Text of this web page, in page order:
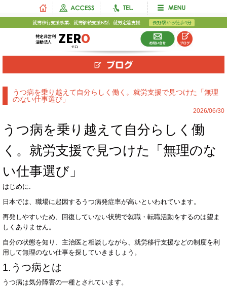
就労移行支援事業、就労継続支援B型、就労定着支援 長野駅から徒歩4分
特定非営利
活動法人
ZERO
ゼロ
うつ病を乗り越えて自分らしく働く。就労支援で見つけた「無理
のない仕事選び」
2026/06/30
うつ病を乗り越えて自分らしく働
く。就労支援で見つけた「無理のな
い仕事選び」
はじめに.
日本では、職場に起因するうつ病発症率が高いといわれています。
再発しやすいため、回復していない状態で就職・転職活動をするのは望ま
しくありません。
自分の状態を知り、主治医と相談しながら、 就労移行支援などの制度を利
用して無理のない仕事を探していきましょう。
1. うつ病とは
うつ病は気分障害の一種とされています。